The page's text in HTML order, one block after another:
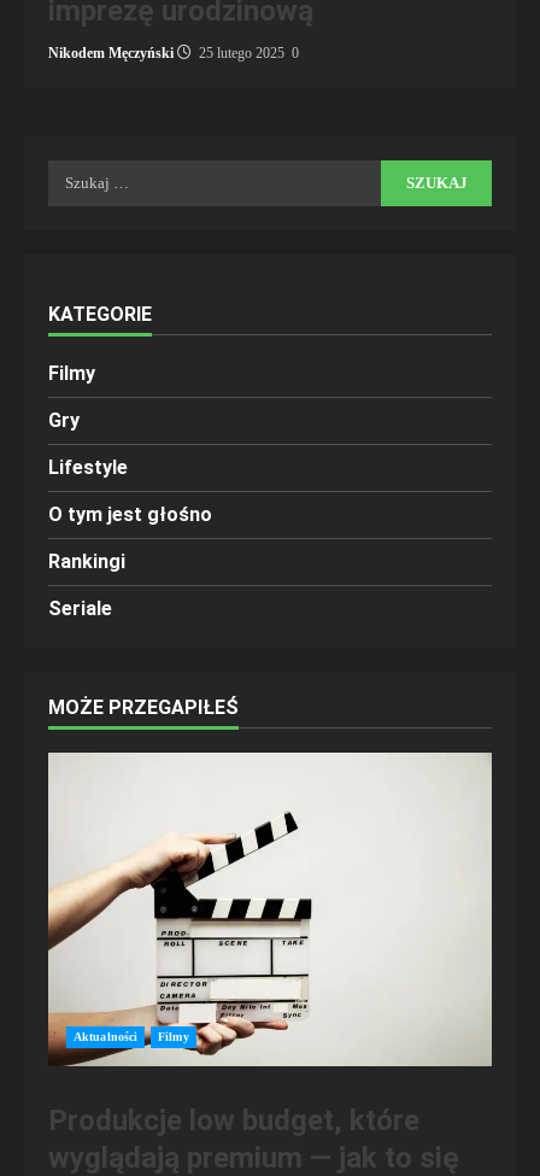
imprezę urodzinową
Nikodem Męczyński 25 lutego 2025 0
Szukaj:
KATEGORIE
Filmy
Gry
Lifestyle
O tym jest głośno
Rankingi
Seriale
MOŻE PRZEGAPIŁEŚ
Aktualności Filmy
Produkcje low budget, które
wyglądają premium — jak to się